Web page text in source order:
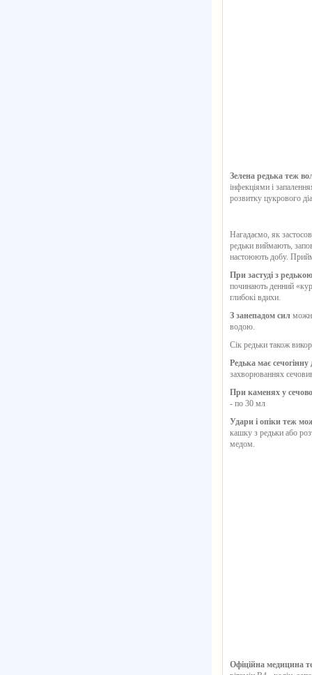
Зелена редька теж
інфекціями і
розвитку цукрового
Нагадаємо, як
редьки виймають,
настоюють добу.
При застуді з
починають денний
глибокі вдихи.
З занепадом сил
водою.
Сік редьки також
Редька має сечогінну
захворюваннях
При каменях у
- по 30 мл
Удари і опіки теж
кашку з редьки або
медом.
Офіційна медицина